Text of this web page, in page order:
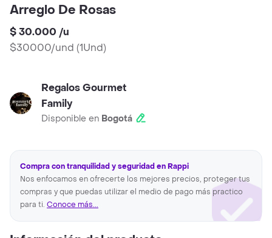
Arreglo De Rosas
$ 30.000 /u
$30000/und (1Und)
Regalos Gourmet
Family
Disponible en Bogotá
Compra con tranquilidad y seguridad en Rappi
Nos enfocamos en ofrecerte los mejores precios, proteger tus
compras y que puedas utilizar el medio de pago más practico
para ti. Conoce más...